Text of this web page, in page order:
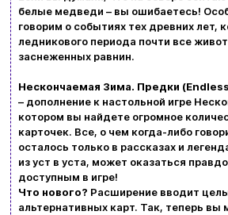
белые медведи – вы ошибаетесь!
говорим о событиях тех древних лет,
ледникового периода почти все
заснеженных равнин.
Нескончаемая Зима. Предки
– дополнение к настольной игре
котором вы найдете огромное
карточек. Все, о чем когда-либо
осталось только в рассказах и
из уст в уста, может оказаться
доступным в игре!
Что нового? Расширение вводит
альтернативных карт. Так, теперь вы
Доставка и
Новости и статьи
Возврат и обмен
Политика
Контакты
Ваша корзина
Просмотрите ассортимент
вы обязательно найдете
интересное